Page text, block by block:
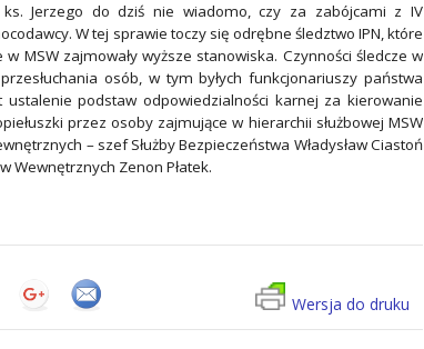
Jerzego do dziś nie wiadomo, czy za zabójcami z IV
W tej sprawie toczy się odrębne śledztwo IPN, które
MSW zajmowały wyższe stanowiska. Czynności śledcze w
osób, w tym byłych funkcjonariuszy państwa
podstaw odpowiedzialności karnej za kierowanie
przez osoby zajmujące w hierarchii służbowej MSW
– szef Służby Bezpieczeństwa Władysław Ciastoń
Wewnętrznych Zenon Płatek.
Wersja do druku